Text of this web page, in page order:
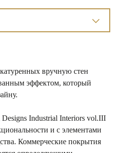
вручную стен
эффектом, который
Industrial Interiors vol.III
и с элементами
Коммерческие покрытия